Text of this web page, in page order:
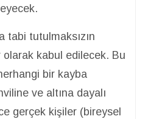
tabi tutulmaksızın
olarak kabul edilecek. Bu
bir kayba
ve altına dayalı
gerçek kişiler (bireysel